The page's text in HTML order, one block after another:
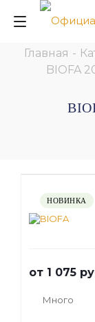
Главная -
BIOFA
НОВИНКА
от 1 075
Много